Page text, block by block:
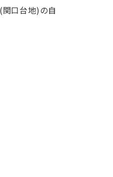
口台地)の自